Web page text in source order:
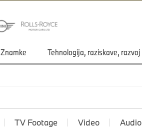
Znamke Tehnologija, raziskave, razvoj
TV Footage Video Audio